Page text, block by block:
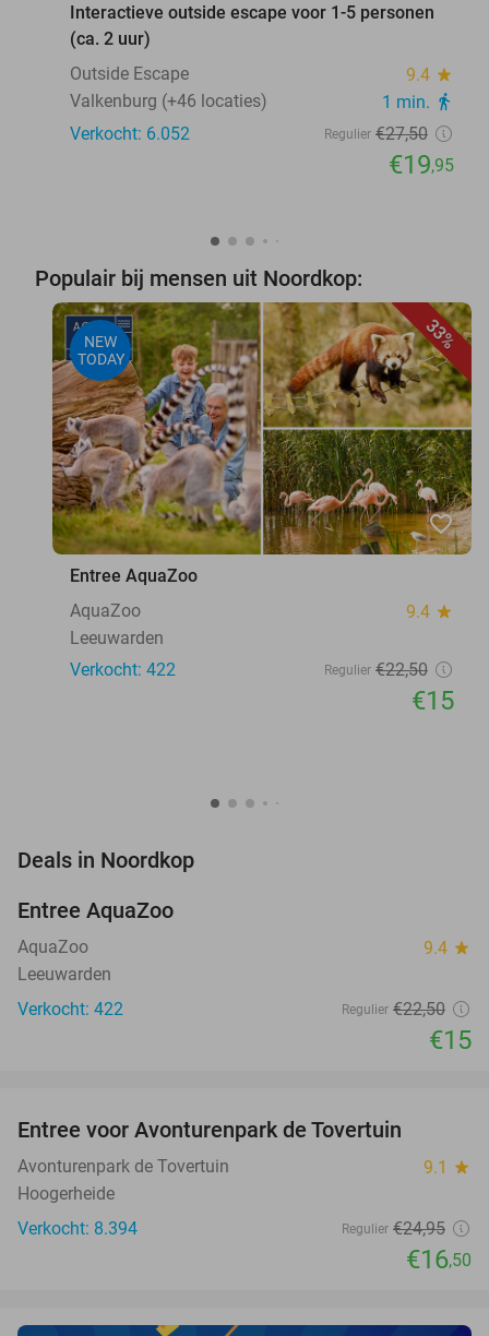
Interactieve outside escape voor 1-5 personen
(ca. 2 uur)
Outside Escape
9.4 star
Valkenburg (+46 locaties) 1 min. directions_walk
Verkocht: 6.052 Regulier €27,50
€19,95
Populair bij mensen uit Noordkop:
33%
NEW
TODAY
favorite_border
Entree AquaZoo
AquaZoo
9.4 star
Leeuwarden
Verkocht: 422
Regulier €22,50
€15
Deals in Noordkop
TODAY
Entree AquaZoo
AquaZoo 9.4 star
Leeuwarden
Verkocht: 422
Regulier €22,50
€15
TODAY
Entree voor Avonturenpark de Tovertuin
Avonturenpark de Tovertuin 9.1 star
Hoogerheide
Verkocht: 8.394
Regulier €24,95
€16,50